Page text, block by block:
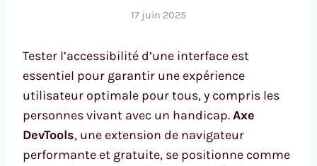
17 juin 2025
Tester l’accessibilité d’une interface est
essentiel pour garantir une expérience
utilisateur optimale pour tous, y compris les
personnes vivant avec un handicap.Axe
DevTools, une extension de navigateur
performante et gratuite, se positionne comme